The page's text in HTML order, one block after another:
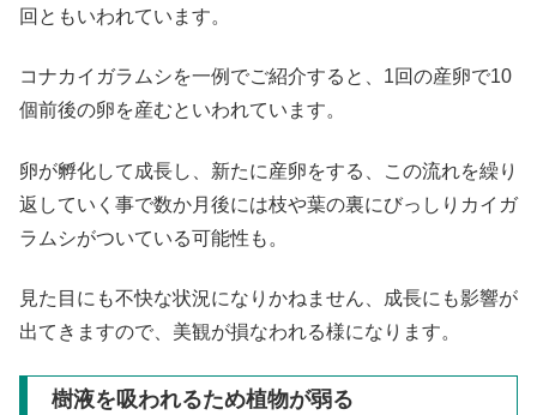
回ともいわれています。
コナカイガラムシを一例でご紹介すると、1回の産卵で10
個前後の卵を産むといわれています。
卵が孵化して成長し、新たに産卵をする、この流れを繰り
返していく事で数か月後には枝や葉の裏にびっしりカイガ
ラムシがついている可能性も。
見た目にも不快な状況になりかねません、成長にも影響が
出てきますので、美観が損なわれる様になります。
樹液を吸われるため植物が弱る